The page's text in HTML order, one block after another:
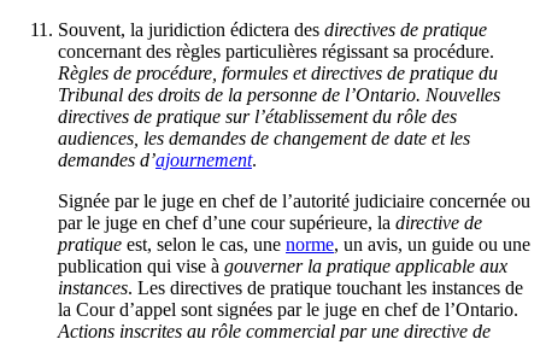
Souvent, la juridiction édictera des directives de pratique
concernant des règles particulières régissant sa procédure.
Règles de procédure, formules et directives de pratique du
Tribunal des droits de la personne de l’Ontario. Nouvelles
directives de pratique sur l’établissement du rôle des
audiences, les demandes de changement de date et les
demandes d’ajournement.
Signée par le juge en chef de l’autorité judiciaire concernée ou
par le juge en chef d’une cour supérieure, la directive de
pratique est, selon le cas, une norme, un avis, un guide ou une
publication qui vise à gouverner la pratique applicable aux
instances. Les directives de pratique touchant les instances de
la Cour d’appel sont signées par le juge en chef de l’Ontario.
Actions inscrites au rôle commercial par une directive de